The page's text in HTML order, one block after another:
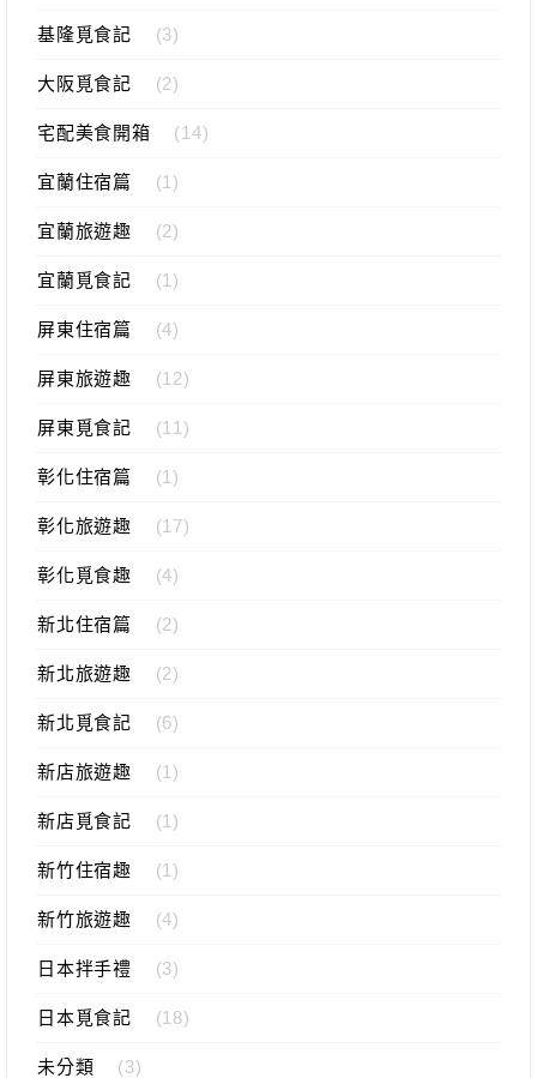
基隆覓食記 (3)
大阪覓食記 (2)
宅配美食開箱 (14)
宜蘭住宿篇 (1)
宜蘭旅遊趣 (2)
宜蘭覓食記 (1)
屏東住宿篇 (4)
屏東旅遊趣 (12)
屏東覓食記 (11)
彰化住宿篇 (1)
彰化旅遊趣 (17)
彰化覓食趣 (4)
新北住宿篇 (2)
新北旅遊趣 (2)
新北覓食記 (6)
新店旅遊趣 (1)
新店覓食記 (1)
新竹住宿趣 (1)
新竹旅遊趣 (4)
日本拌手禮 (3)
日本覓食記 (18)
未分類 (3)